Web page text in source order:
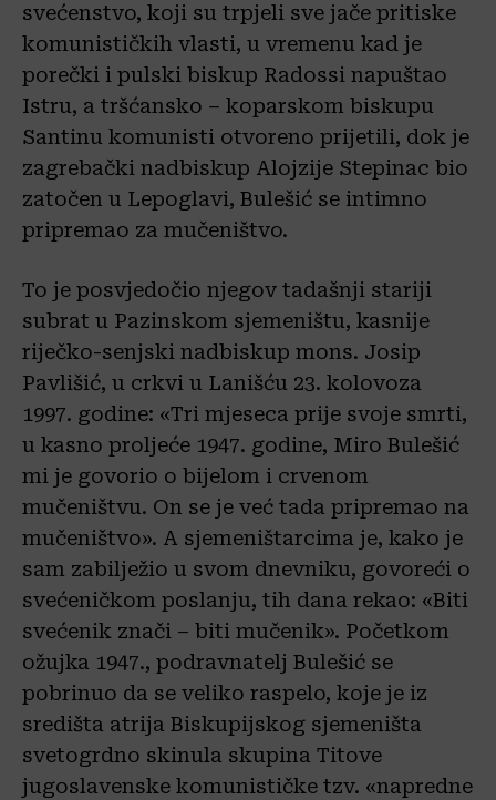
svećenstvo, koji su trpjeli sve jače pritiske
komunističkih vlasti, u vremenu kad je
porečki i pulski biskup Radossi napuštao
Istru, a tršćansko – koparskom biskupu
Santinu komunisti otvoreno prijetili, dok je
zagrebački nadbiskup Alojzije Stepinac bio
zatočen u Lepoglavi, Bulešić se intimno
pripremao za mučeništvo.
To je posvjedočio njegov tadašnji stariji
subrat u Pazinskom sjemeništu, kasnije
riječko-senjski nadbiskup mons. Josip
Pavlišić, u crkvi u Lanišću 23. kolovoza
1997. godine: «Tri mjeseca prije svoje smrti,
u kasno proljeće 1947. godine, Miro Bulešić
mi je govorio o bijelom i crvenom
mučeništvu. On se je već tada pripremao na
mučeništvo». A sjemeništarcima je, kako je
sam zabilježio u svom dnevniku, govoreći o
svećeničkom poslanju, tih dana rekao: «Biti
svećenik znači – biti mučenik». Početkom
ožujka 1947., podravnatelj Bulešić se
pobrinuo da se veliko raspelo, koje je iz
središta atrija Biskupijskog sjemeništa
svetogrdno skinula skupina Titove
jugoslavenske komunističke tzv. «napredne